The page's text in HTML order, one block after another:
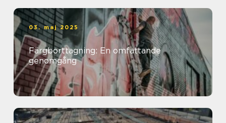
03. maj 2025
Färgborttagning: En omfattande
genomgång